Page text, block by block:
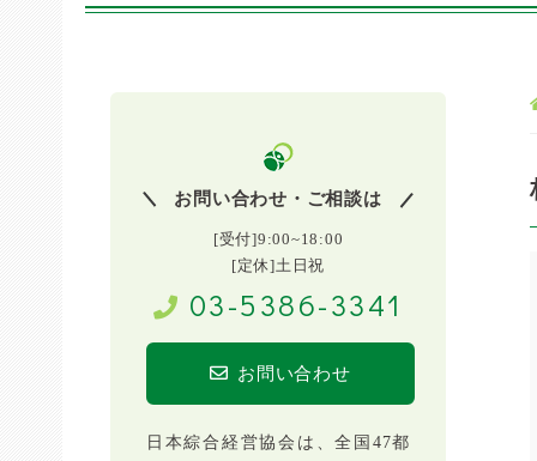
お問い合わせ・ご相談は
[受付]9:00~18:00
[定休]土日祝
03-5386-3341
お問い合わせ
日本綜合経営協会は、全国47都